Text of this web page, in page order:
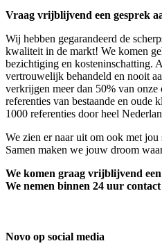
Vraag vrijblijvend een gesprek
Wij hebben gegarandeerd de
kwaliteit in de markt! We komen
bezichtiging en kosteninschatting.
vertrouwelijk behandeld en nooit
verkrijgen meer dan 50% van
referenties van bestaande en oude
1000 referenties door heel
We zien er naar uit om ook met jou
Samen maken we jouw droom
We komen graag vrijblijvend
We nemen binnen 24 uur
Novo op social media